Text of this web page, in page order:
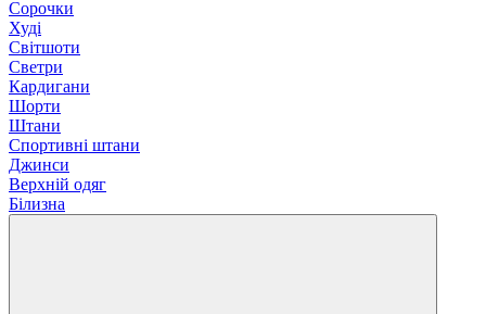
Сорочки
Худі
Світшоти
Светри
Кардигани
Шорти
Штани
Спортивні штани
Джинси
Верхній одяг
Білизна